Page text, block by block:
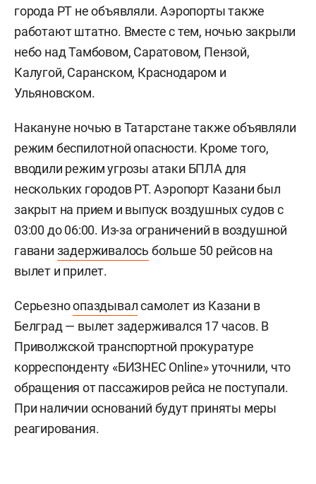
города РТ не объявляли. Аэропорты также
работают штатно. Вместе с тем, ночью закрыли
небо над Тамбовом, Саратовом, Пензой,
Калугой, Саранском, Краснодаром и
Ульяновском.
Накануне ночью в Татарстане также объявляли
режим беспилотной опасности. Кроме того,
вводили режим угрозы атаки БПЛА для
нескольких городов РТ. Аэропорт Казани был
закрыт на прием и выпуск воздушных судов с
03:00 до 06:00. Из-за ограничений в воздушной
гавани задерживалось больше 50 рейсов на
вылет и прилет.
Серьезноопаздывалсамолет из Казани в
Белград — вылет задерживался 17 часов. В
Приволжской транспортной прокуратуре
корреспонденту «БИЗНЕС Online» уточнили, что
обращения от пассажиров рейса не поступали.
При наличии оснований будут приняты меры
реагирования.